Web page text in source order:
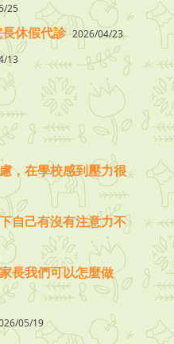
25
休假代診 2026/04/23
13
，在學校感到壓力很
自己有沒有注意力不
長我們可以怎麼做
05/19